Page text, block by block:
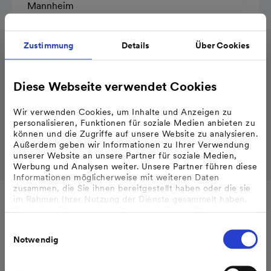
Zustimmung Details Über Cookies
Diese Webseite verwendet Cookies
Wir verwenden Cookies, um Inhalte und Anzeigen zu
personalisieren, Funktionen für soziale Medien anbieten zu
können und die Zugriffe auf unsere Website zu analysieren.
Außerdem geben wir Informationen zu Ihrer Verwendung
unserer Website an unsere Partner für soziale Medien,
Werbung und Analysen weiter. Unsere Partner führen diese
Informationen möglicherweise mit weiteren Daten
zusammen, die Sie ihnen bereitgestellt haben oder die sie
im Rahmen Ihrer Nutzung der Dienste gesammelt haben.
erfolgt, wenn Sie uns dazu Ihre Einwilligung erteilt haben
und dass die Verarbeitung der Daten im Einklang mit den
Gerichtshofes vom 16.07.2020 (Fall C-311/18), sogenanntes
Notwendig
Mannheim
Nachhaltig­keits­kennzahlen Geschäfts­jahr
Veröffentlicht am 28.01.2026
Download
Pressemitteilungen